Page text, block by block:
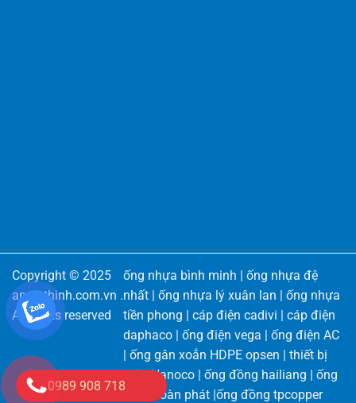
Copyright © 2025
angiathinh.com.vn .
All rights reserved
ống nhựa bình minh
ống nhựa đệ
nhất
ống nhựa lý xuân lan
ống nhựa
tiền phong
cáp điện cadivi
cáp điện
daphaco
ống điện vega
ống điện AC
ống gân xoắn HDPE opsen
thiết bị
điện Nanoco
ống đồng hailiang
ống
đồng toàn phát ống đồng tpcopper
0989 908 718